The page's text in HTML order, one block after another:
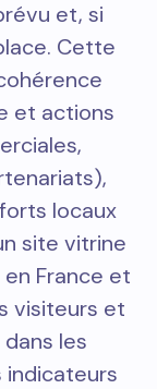
et, si
Cette
et actions
locaux
site vitrine
France et
visiteurs et
les
indicateurs